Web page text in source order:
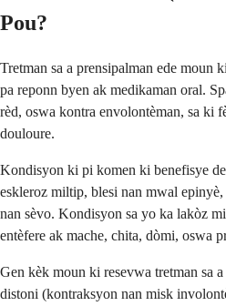
Pou?
Tretman sa a prensipalman ede moun
pa reponn byen ak medikaman oral.
rèd, oswa kontra envolontèman, sa ki
douloure.
Kondisyon ki pi komen ki benefisye
eskleroz miltip, blesi nan mwal
nan sèvo. Kondisyon sa yo ka lakòz
entèfere ak mache, chita, dòmi, oswa
Gen kèk moun ki resevwa tretman sa
distoni (kontraksyon nan misk